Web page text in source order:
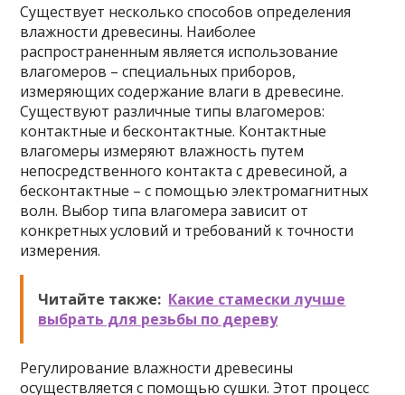
Существует несколько способов определения
влажности древесины. Наиболее
распространенным является использование
влагомеров – специальных приборов,
измеряющих содержание влаги в древесине.
Существуют различные типы влагомеров:
контактные и бесконтактные. Контактные
влагомеры измеряют влажность путем
непосредственного контакта с древесиной, а
бесконтактные – с помощью электромагнитных
волн. Выбор типа влагомера зависит от
конкретных условий и требований к точности
измерения.
Читайте также: Какие стамески лучше
выбрать для резьбы по дереву
Регулирование влажности древесины
осуществляется с помощью сушки. Этот процесс